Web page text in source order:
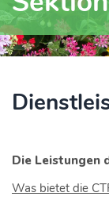
Die Leistungen
Was bietet die